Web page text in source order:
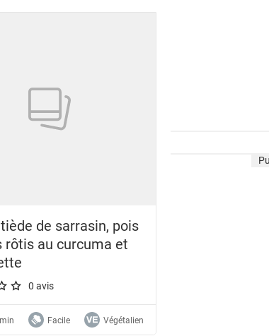
de sarrasin, pois
rôtis au curcuma et
of 0 out of 5.
0 avis
Facile Végétalien